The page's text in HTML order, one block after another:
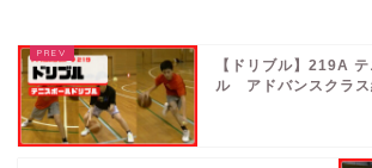
【ドリブル】219A
ル アドバンスクラス